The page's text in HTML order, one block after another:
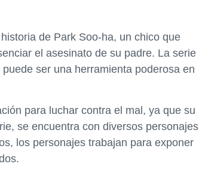
de Park Soo-ha, un chico que
el asesinato de su padre. La serie
ser una herramienta poderosa en
para luchar contra el mal, ya que su
se encuentra con diversos personajes
los personajes trabajan para exponer